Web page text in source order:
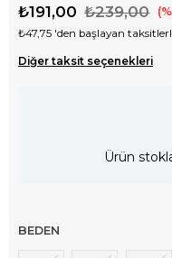
₺239,00
₺191,00
₺47,75 'den başlayan
Diğer taksit seçenekleri
Ürün
BEDEN